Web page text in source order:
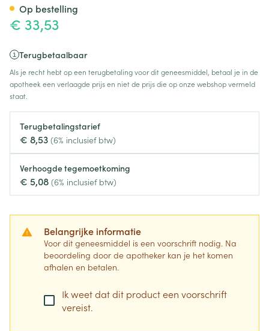
€ 33,53
Terugbetaalbaar
Als je recht hebt op een terugbetaling voor dit geneesmiddel, betaal je in de
apotheek een verlaagde prijs en niet de prijs die op onze webshop vermeld
staat.
Terugbetalingstarief
€ 8,53 (6% inclusief btw)
Verhoogde tegemoetkoming
€ 5,08 (6% inclusief btw)
Belangrijke informatie
Voor dit geneesmiddel is een voorschrift nodig. Na
beoordeling door de apotheker kan je het komen
afhalen en betalen.
Ik weet dat dit product een voorschrift
vereist.
Op bestelling